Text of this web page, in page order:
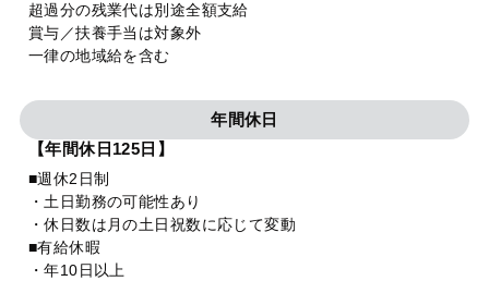
超過分の残業代は別途全額支給
賞与／扶養手当は対象外
一律の地域給を含む
年間休日
【年間休日125日】
■週休2日制
・土日勤務の可能性あり
・休日数は月の土日祝数に応じて変動
■有給休暇
・年10日以上